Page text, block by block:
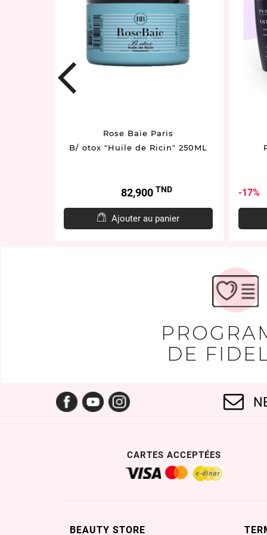
Rose Baie Paris
B/ otox "Huile de Ricin" 250ML
Prix82,900 TND
Ajouter au panier
17%
prev
DE
FacebookYouTube
CARTES ACCEPTÉES
BEAUTY STORE